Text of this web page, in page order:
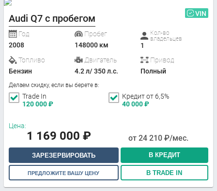
Audi Q7 с пробегом VIN
Год
2008
Пробег
148000 км
Кол-во
владельцев
1
Топливо
Бензин
Двигатель
4.2 л/ 350 л.с.
Привод
Полный
Делаем скидку, если вы берете в:
Trade In
120 000₽
Кредит от 6,5%
40 000₽
Цена:
1 169 000 ₽ от 24 210 ₽/мес.
ЗАРЕЗЕРВИРОВАТЬ В КРЕДИТ
ПРЕДЛОЖИТЕ ВАШУ ЦЕНУ В TRADE IN